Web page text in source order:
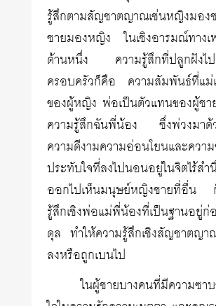
รู้สึกตามสัญชาตญาณเช่นหญิงมอ
ชายมองหญิง ในเชิงอารมณ์ทา
ด้านหนึ่ง ความรู้สึกที่ปลูกฝังไป
ครอบครัวก็คือ ความสัมพันธ์ที่แม่
ของผู้หญิง พ่อเป็นตัวแทนของผู้ช
ความรู้สึกฉันพี่น้อง ซึ่งพ่วงมาด้
ความดีงามความอ่อนโยนและควา
ประทับใจที่ลงไปนอนอยู่ในจิตไร้สำ
ออกไปเห็นมนุษย์หญิงชายที่อื่น
รู้สึกเชิงพ่อแม่พี่น้องที่เป็นฐานอยู่
ดุล ทำให้ความรู้สึกเชิงสัญชาตญา
ลงหรือถูกเบนไป
ในผู้ชายบางคนที่มีความซา